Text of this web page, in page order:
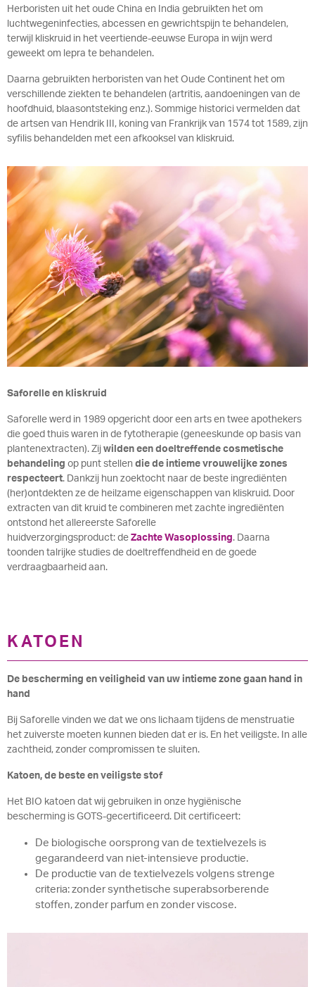
Herboristen uit het oude China en India gebruikten het om
luchtwegeninfecties, abcessen en gewrichtspijn te behandelen,
terwijl kliskruid in het veertiende-eeuwse Europa in wijn werd
geweekt om lepra te behandelen.
Daarna gebruikten herboristen van het Oude Continent het om
verschillende ziekten te behandelen (artritis, aandoeningen van de
hoofdhuid, blaasontsteking enz.). Sommige historici vermelden dat
de artsen van Hendrik III, koning van Frankrijk van 1574 tot 1589, zijn
syfilis behandelden met een afkooksel van kliskruid.
Saforelle en kliskruid
Saforelle werd in 1989 opgericht door een arts en twee apothekers
die goed thuis waren in de fytotherapie (geneeskunde op basis van
plantenextracten). Zij wilden een doeltreffende cosmetische
behandeling op punt stellen die de intieme vrouwelijke zones
respecteert. Dankzij hun zoektocht naar de beste ingrediënten
(her)ontdekten ze de heilzame eigenschappen van kliskruid. Door
extracten van dit kruid te combineren met zachte ingrediënten
ontstond het allereerste Saforelle
huidverzorgingsproduct: de Zachte Wasoplossing. Daarna
toonden talrijke studies de doeltreffendheid en de goede
verdraagbaarheid aan.
KATOEN
De bescherming en veiligheid van uw intieme zone gaan hand in
hand
Bij Saforelle vinden we dat we ons lichaam tijdens de menstruatie
het zuiverste moeten kunnen bieden dat er is. En het veiligste. In alle
zachtheid, zonder compromissen te sluiten.
Katoen, de beste en veiligste stof
Het BIO katoen dat wij gebruiken in onze hygiënische
bescherming is GOTS-gecertificeerd. Dit certificeert:
De biologische oorsprong van de textielvezels is
gegarandeerd van niet-intensieve productie.
De productie van de textielvezels volgens strenge
criteria: zonder synthetische superabsorberende
stoffen, zonder parfum en zonder viscose.